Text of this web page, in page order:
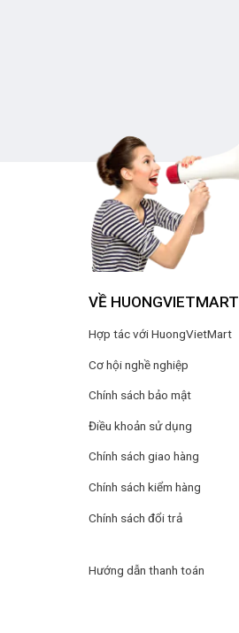
VỀ HUONGVIETMART
Hợp tác với HuongVietMart
Cơ hội nghề nghiệp
Chính sách bảo mật
Điều khoản sử dụng
Chính sách giao hàng
Chính sách kiểm hàng
Chính sách đổi trả
Hướng dẫn thanh toán